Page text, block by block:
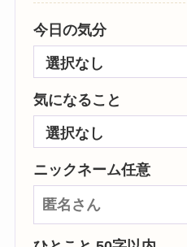
今日の気分
気になること
ニックネーム任意